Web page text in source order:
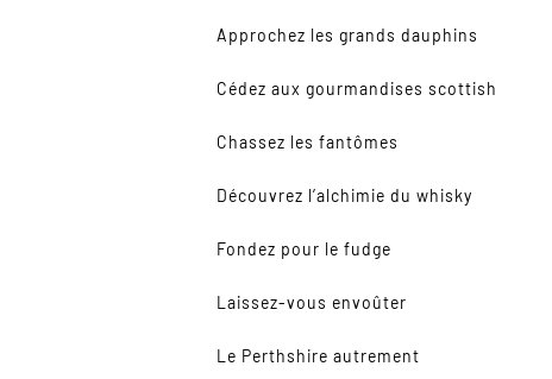
Approchez les grands dauphins
Cédez aux gourmandises scottish
Chassez les fantômes
Découvrez l’alchimie du whisky
Fondez pour le fudge
Laissez-vous envoûter
Le Perthshire autrement